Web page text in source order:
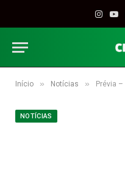
Início » Notícias » Prévia –
NOTÍCIAS